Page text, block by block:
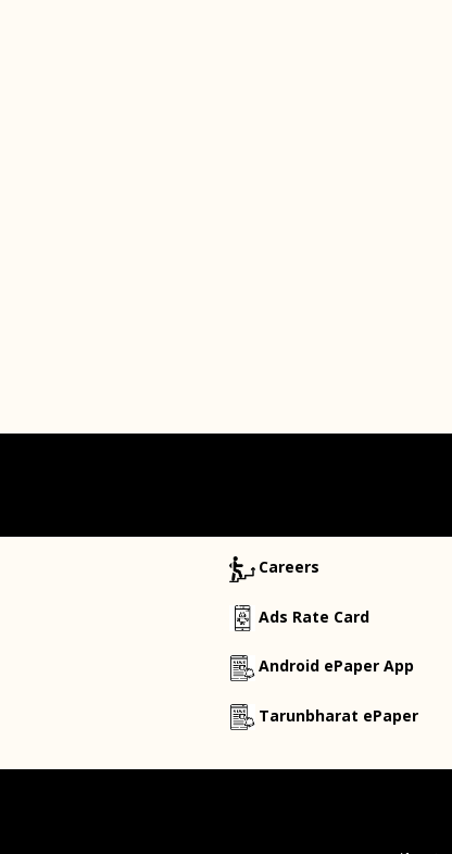
Careers
Ads Rate Card
Android ePaper App
Tarunbharat ePaper